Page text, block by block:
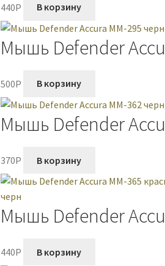
440P В корзину
Мышь Defender
500P В корзину
Мышь Defender
370P В корзину
Мышь Defender
440P В корзину